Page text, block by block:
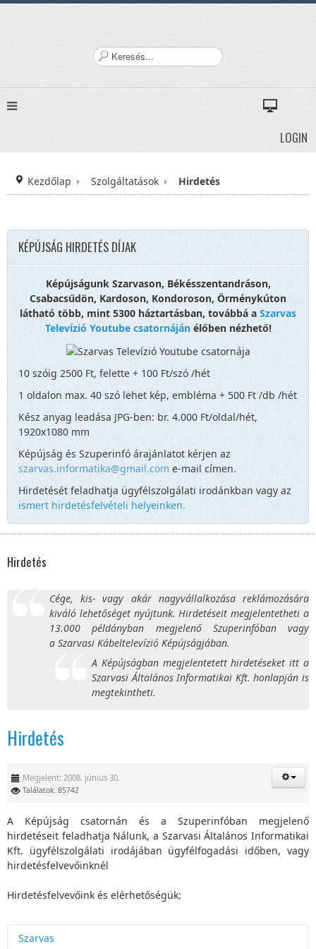
K
e
.
.
LOGIN
Kezdőlap Szolgáltatások Hirdetés
KÉPÚJSÁG HIRDETÉS DÍJAK
Képújságunk Szarvason, Békésszentandráson,
Csabacsűdön, Kardoson, Kondoroson, Örménykúton
látható több, mint 5300 háztartásban, továbbá aSzarvas
Televízió Youtube csatornájánélőben nézhető!
10 szóig 2500 Ft, felette + 100 Ft/szó /hét
1 oldalon max. 40 szó lehet kép, embléma + 500 Ft /db /hét
Kész anyag leadása JPG-ben: br. 4.000 Ft/oldal/hét,
1920x1080 mm
Képújság és Szuperinfó árajánlatot kérjen az
szarvas.informatika@gmail.come-mail címen.
Hirdetését feladhatja ügyfélszolgálati irodánkban vagy az
ismert hirdetésfelvételi helyeinken.
Hirdetés
Cége, kis- vagy akár nagyvállalkozása reklámozására
kiváló lehetőséget nyújtunk. Hirdetéseit megjelentetheti a
13.000 példányban megjelenő Szuperinfóban vagy
a Szarvasi Kábeltelevízió Képújságjában.
A Képújságban megjelentetett hirdetéseket itt a
Szarvasi Általános Informatikai Kft. honlapján is
megtekintheti.
Hirdetés
Megjelent: 2008. június 30.
Találatok: 85742
A Képújság csatornán és a Szuperinfóban megjelenő
hirdetéseit feladhatja Nálunk, a Szarvasi Általános Informatikai
Kft. ügyfélszolgálati irodájában ügyfélfogadási időben, vagy
hirdetésfelvevőinknél
Hirdetésfelvevőink és elérhetőségük:
Szarvas